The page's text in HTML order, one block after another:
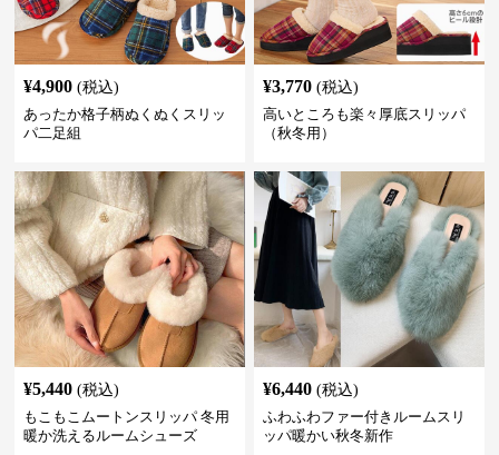
¥4,900 (税込)
あったか格子柄ぬくぬくスリッ
パ二足組
¥3,770 (税込)
高いところも楽々厚底スリッパ
（秋冬用）
¥5,440 (税込)
もこもこムートンスリッパ 冬用
暖か洗えるルームシューズ
¥6,440 (税込)
ふわふわファー付きルームスリ
ッパ暖かい秋冬新作